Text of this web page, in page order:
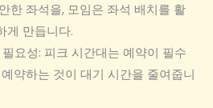
한 좌석을, 모임은 좌석 배치를 활
게 만듭니다.
요성: 피크 시간대는 예약이 필수
약하는 것이 대기 시간을 줄여줍니